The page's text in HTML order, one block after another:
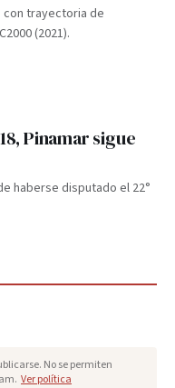
con trayectoria de
(2021).
Pinamar sigue
haberse disputado el 22°
No se permiten
Ver política